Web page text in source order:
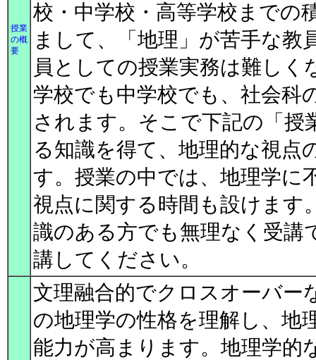
授業
の概
要
校・中学校・高等学校までの
まして、「地理」が苦手な教
員としての授業実務は難し
学校でも中学校でも、社会科
されます。そこで下記の「授
る知識を得て、地理的な視点
す。授業の中では、地理学に
視点に関する時間も設けます
識のある方でも無理なく受講
講してください。
文理融合的でクロスオーバー
の地理学の性格を理解し、地
能力が高まります。地理学的